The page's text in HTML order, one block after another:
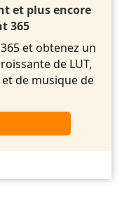
et plus encore
365
et obtenez un
de LUT,
de musique de